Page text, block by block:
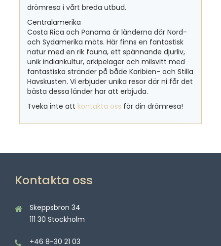
drömresa i vårt breda utbud.
Centralamerika
Costa Rica och Panama är länderna där Nord-
och Sydamerika möts. Här finns en fantastisk
natur med en rik fauna, ett spännande djurliv,
unik indiankultur, arkipelager och milsvitt med
fantastiska stränder på både Karibien- och Stilla
Havskusten. Vi erbjuder unika resor där ni får det
bästa dessa länder har att erbjuda.
Tveka inte att kontakta oss för din drömresa!
Kontakta oss
Skeppsbron 34
111 30 Stockholm
+46 8-30 21 03